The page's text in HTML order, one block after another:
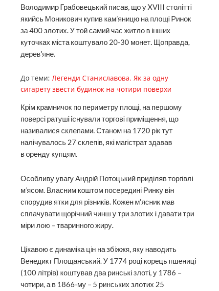
Володимир Грабовецький писав, що у XVIII столітті
якийсь Моникович купив кам’яницю на площі Ринок
за 400 злотих. У той самий час житло в інших
куточках міста коштувало 20-30 монет. Щоправда,
дерев’яне.
До теми:Легенди Станиславова. Як за одну
сигарету звести будинок на чотири поверхи
Крім крамничок по периметру площі, на першому
поверсі ратуші існували торгові приміщення, що
називалися склепами. Станом на 1720 рік тут
налічувалось 27 склепів, які магістрат здавав
в оренду купцям.
Особливу увагу Андрій Потоцький приділяв торгівлі
м’ясом. Власним коштом посередині Ринку він
спорудив ятки для різників. Кожен м’ясник мав
сплачувати щорічний чинш у три злотих і давати три
міри лою – тваринного жиру.
Цікавою є динаміка цін на збіжжя, яку наводить
Венедикт Площанський. У 1774 році корець пшениці
(100 літрів) коштував два ринські злоті, у 1786 –
чотири, а в 1866-му – 5 ринських злотих 25